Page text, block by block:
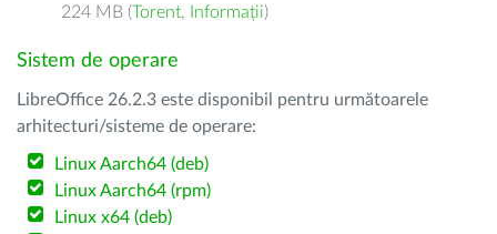
224 MB (Torent, Informații)
Sistem de operare
LibreOffice 26.2.3 este disponibil pentru următoarele
arhitecturi/sisteme de operare:
Linux Aarch64 (deb)
Linux Aarch64 (rpm)
Linux x64 (deb)